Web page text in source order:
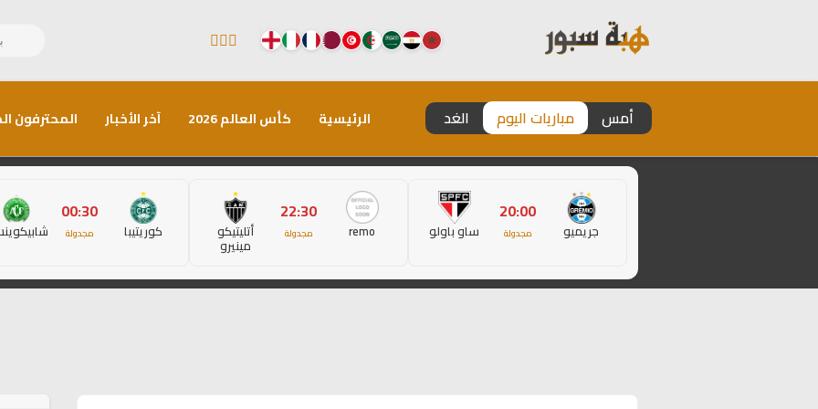
أمس مباريات اليوم الغد الرئيسية كأس العالم 2026 آخر الأخبار المحترفون
جريميو
20:00
مجدولة ساو باولو remo
22:30
مجدولة أتليتيكو
مينيرو
كوريتيبا
00:30
مجدولة